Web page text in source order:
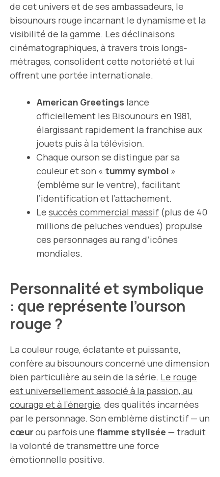
de cet univers et de ses ambassadeurs, le
bisounours rouge incarnant le dynamisme et la
visibilité de la gamme. Les déclinaisons
cinématographiques, à travers trois longs-
métrages, consolident cette notoriété et lui
offrent une portée internationale.
American Greetings lance
officiellement les Bisounours en 1981,
élargissant rapidement la franchise aux
jouets puis à la télévision.
Chaque ourson se distingue par sa
couleur et son « tummy symbol »
(emblème sur le ventre), facilitant
l’identification et l’attachement.
Le succès commercial massif (plus de 40
millions de peluches vendues) propulse
ces personnages au rang d’icônes
mondiales.
Personnalité et symbolique
: que représente l’ourson
rouge ?
La couleur rouge, éclatante et puissante,
confère au bisounours concerné une dimension
bien particulière au sein de la série. Le rouge
est universellement associé à la passion, au
courage et à l’énergie, des qualités incarnées
par le personnage. Son emblème distinctif — un
cœurou parfois une flamme stylisée — traduit
la volonté de transmettre une force
émotionnelle positive.